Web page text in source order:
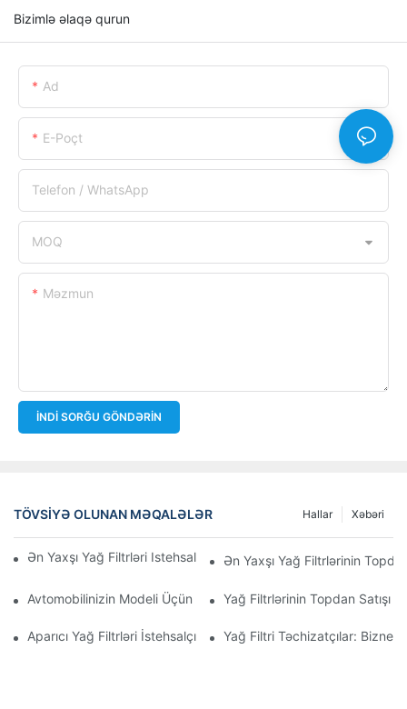
Bizimlə əlaqə qurun
Ad
E-Poçt
Telefon / WhatsApp
MOQ
Məzmun
İNDI SORĞU GÖNDƏRIN
TÖVSIYƏ OLUNAN MƏQALƏLƏR Xəbəri
Hallar
Ən Yaxşı Yağ Filtrləri Istehsal Edən Şirkətlər: Hərtərəfli Baxış
Ən Yaxşı Yağ Filtrlərinin
Avtomobilinizin Modeli Üçün Düzgün Yağ Filtrinin Seçilməsi:
Yağ Filtrlərinin Topdan Satışı
Aparıcı Yağ Filtrləri İstehsalçılarına Və Onların İnnovasiyalarına
Yağ Filtri Təchizatçılar: